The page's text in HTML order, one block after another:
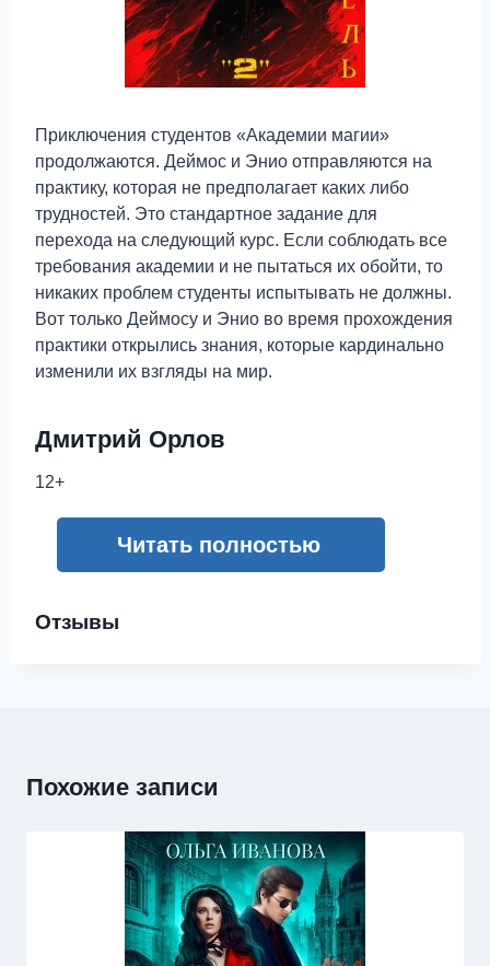
Приключения студентов «Академии магии»
продолжаются. Деймос и Энио отправляются на
практику, которая не предполагает каких либо
трудностей. Это стандартное задание для
перехода на следующий курс. Если соблюдать все
требования академии и не пытаться их обойти, то
никаких проблем студенты испытывать не должны.
Вот только Деймосу и Энио во время прохождения
практики открылись знания, которые кардинально
изменили их взгляды на мир.
Дмитрий Орлов
12+
Читать полностью
Отзывы
Похожие записи